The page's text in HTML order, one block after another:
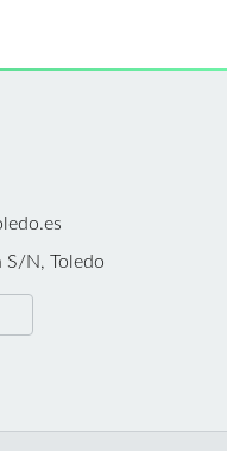
S/N, Toledo